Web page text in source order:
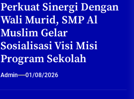
Perkuat Sinergi Dengan
Wali Murid, SMP Al
Muslim Gelar
Sosialisasi Visi Misi
Program Sekolah
Admin 01/08/2026